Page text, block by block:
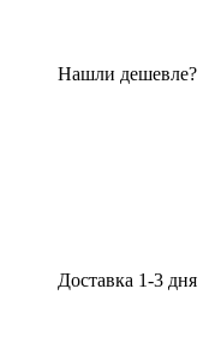
Нашли дешевле?
Доставка 1-3 дня